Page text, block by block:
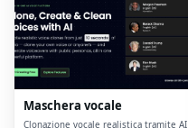
Maschera vocale
Clonazione vocale realistica tramite AI